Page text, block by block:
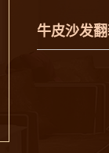
牛皮沙发